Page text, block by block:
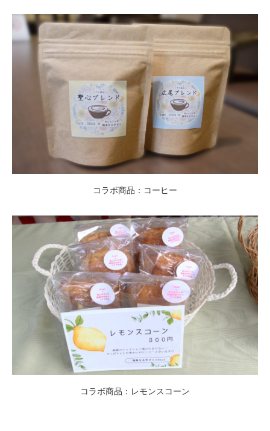
コラボ商品：コーヒー
コラボ商品：レモンスコーン